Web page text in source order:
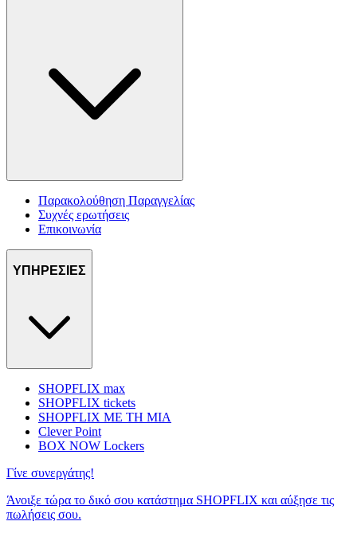
Παρακολούθηση Παραγγελίας
Συχνές ερωτήσεις
Επικοινωνία
ΥΠΗΡΕΣΙΕΣ
SHOPFLIX max
SHOPFLIX tickets
SHOPFLIX ΜΕ ΤΗ ΜΙΑ
Clever Point
BOX NOW Lockers
Γίνε συνεργάτης!
Άνοιξε τώρα το δικό σου κατάστημα SHOPFLIX και αύξησε τις
πωλήσεις σου.